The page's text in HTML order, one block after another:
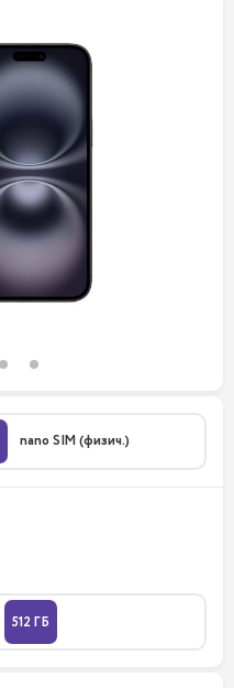
nano SIM (физич.)
512 ГБ